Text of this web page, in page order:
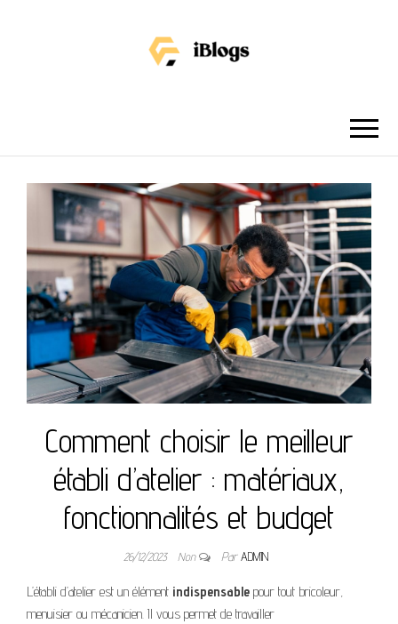
Comment choisir le meilleur
établi d’atelier : matériaux,
fonctionnalités et budget
26/12/2023 Non ParADMIN
L’établi d’atelier est un élément indispensable pour tout bricoleur,
menuisier ou mécanicien. Il vous permet de travailler